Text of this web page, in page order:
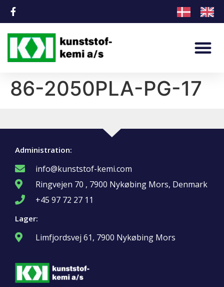
86-2050PLA-PG-17
Administration:
info@kunststof-kemi.com
Ringvejen 70 , 7900 Nykøbing Mors, Denmark
+45 97 72 27 11
Lager:
Limfjordsvej 61, 7900 Nykøbing Mors